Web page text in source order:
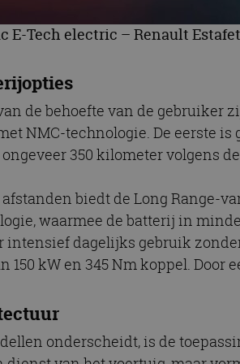
E-Tech electric – Renault
de behoefte van de gebruiker
NMC-technologie. De eerste
350 kilometer volgens
biedt de Long Range-
waarmee de batterij in
intensief dagelijks gebruik
150 kW en 345 Nm koppel.
onderscheidt, is de